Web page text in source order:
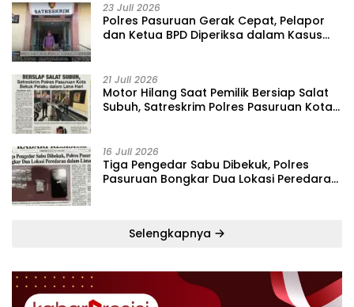
23 Juli 2026
‎Polres Pasuruan Gerak Cepat, Pelapor
dan Ketua BPD Diperiksa dalam Kasus
21 Juli 2026
‎Motor Hilang Saat Pemilik Bersiap Salat
Subuh, Satreskrim Polres Pasuruan Kota
16 Juli 2026
Tiga Pengedar Sabu Dibekuk, Polres
Pasuruan Bongkar Dua Lokasi Peredaran
Selengkapnya